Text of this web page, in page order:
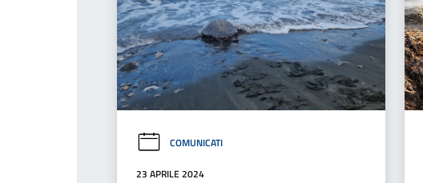
COMUNICATI
23 APRILE 2024